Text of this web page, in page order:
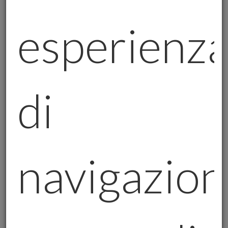
riferimento per chi desidera proteggere e
far crescere il proprio patrimonio con l'oro
fisico. La sua selezione tra i 100 migliori
della qualità dei servizi offerti dall’azienda.
Investire in oro attraverso
con un'azienda leader come Careisgold
Sicurezza Giuridica:
L'azienda opera nel
pieno rispetto delle normative italiane ed
europee, garantendo transazioni sicure.
Claudio Boso assicura che l'azienda operi
di